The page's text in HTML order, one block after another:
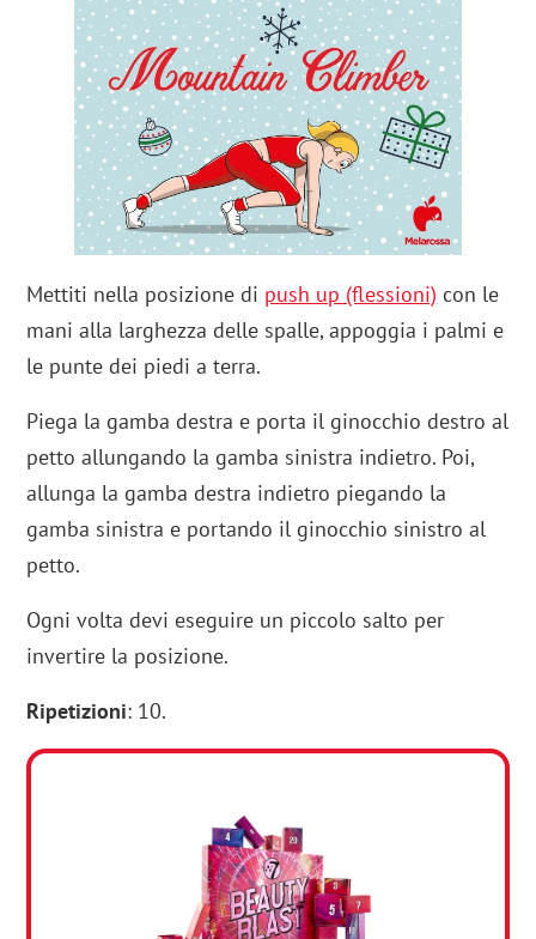
Mettiti nella posizione di push up (flessioni) con le
mani alla larghezza delle spalle, appoggia i palmi e
le punte dei piedi a terra.
Piega la gamba destra e porta il ginocchio destro al
petto allungando la gamba sinistra indietro. Poi,
allunga la gamba destra indietro piegando la
gamba sinistra e portando il ginocchio sinistro al
petto.
Ogni volta devi eseguire un piccolo salto per
invertire la posizione.
Ripetizioni: 10.